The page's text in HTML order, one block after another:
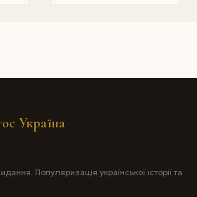
Україна
Популяризація української історії та